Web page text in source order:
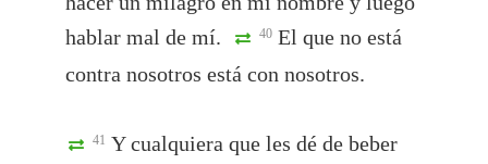
hablar mal de mí.
40 El que no está
contra nosotros está con nosotros.
41 Y cualquiera que les dé de beber